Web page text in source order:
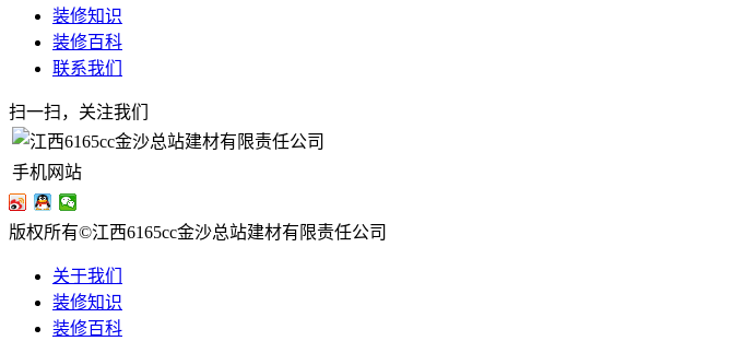
装修知识
装修百科
联系我们
扫一扫，关注我们
手机网站
版权所有©江西6165cc金沙总站建材有限责任公司
关于我们
装修知识
装修百科